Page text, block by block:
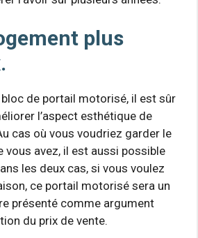
plus
bloc de portail motorisé, il est sûr
l’aspect esthétique de
cas où vous voudriez garder le
vous avez, il est aussi possible
les deux cas, si vous voulez
ce portail motorisé sera un
présenté comme argument
du prix de vente.